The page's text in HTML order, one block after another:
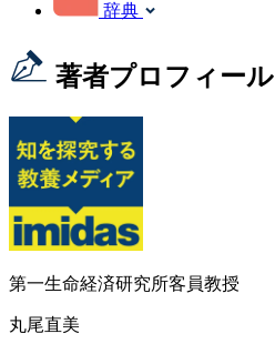
辞典
著者プロフィール
第一生命経済研究所客員教授
丸尾直美